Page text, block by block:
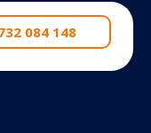
084 148